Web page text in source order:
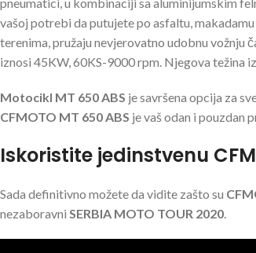
vašoj potrebi da putujete po asfaltu,
terenima, pružaju nevjerovatno udobnu vožnju
iznosi 45KW, 60KS-9000 rpm. Njegova težina
Motocikl MT 650 ABS je savršena opcija za
CFMOTO MT 650 ABS je vaš odan i pouzdan
Iskoristite jedinstvenu
Sada definitivno možete da vidite zašto su
nezaboravni SERBIA MOTO TOUR 2020